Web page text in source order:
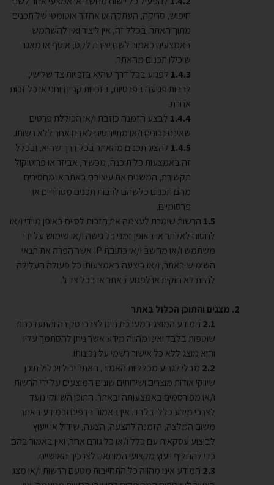
חיפוש, סריקה, העתקה או אחזור אוטומטי של תכנים
מתוך האתר. בכלל זה, אין ליצור ואין להשתמש
באמצעים כאמור לשם יצירת לקט, אוסף או מאגר
שיכילו תכנים מהאתר.
לפגוע בכל דרך שהיא בזכויות צד שלישי,
לרבות פגיעה בפרטיות, בזכויות קניין רוחני או כל זכות
אחרת.
לבצע הזמנה כוזבת ו/או הכוללת פרטים
שאינם נכונים ו/או מתייחסים לאדם אחר ללא רשותו.
להציג תכנים מהאתר בכל דרך שהיא, ובכלל
זה באמצעות כל תוכנה, מכשיר, אביזר או פרוטוקול
תקשורת, המשנים את עיצובם באתר או מחסירים
מהם תכנים כלשהם לרבות תכנים מסחריים או
פרסומיים.
הרשות שומרת לעצמה את הזכות לסיים באופן מיידי ו/או
לחסום לאלתר או באופן זמני כל גישה ו/או שימוש על ידי
משתמש ו/או מחשב ו/או כתובתIP אשר הפרה את תנאי
השימוש באתר, ו/או ביצעה באמצעותו כל פעולה העלולה
להיות לא חוקית או לפגוע באתר או בכל צד ג'.
מצגים והתוכן הכלול באתר
המידע המוצג במערכת הינו לצרכי סקירה והתעדכנות
שוטפות בלבד ואינו מהווה מידע אשר ניתן להסתמך עליו
והוא מוצג ללא כל אישור רשמי על נכונותו.
מבלי לגרוע מכלליות האמור, האתר יכול ויכלול תוכן
שיווקי אודות מוצרים ושירותים שונים המוצעים על ידי הרשות
ו/או מפורסמים באמצעותה ובאתר. התוכן השיווקי נועד
לצרכי מידע כללי בלבד. אין באמור בדפים ובמידע באתר
משום המלצה, הזמנה להצעה, הצעה, שידול או ייעוץ
לביצוע עסקאות עם כלל ו/או כל גורם אחר, ואין באמור בהם
כדי להחליף ייעוץ מקצועי המותאם לצרכיך האישיים.
המידע אינו מהווה כל התחייבות מטעם הרשות ו/או מצג